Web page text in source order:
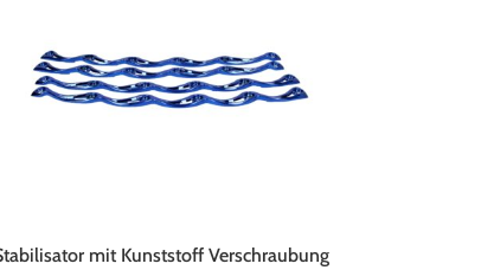
mit Kunststoff Verschraubung